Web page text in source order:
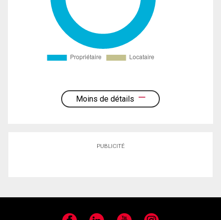
Moins de détails
PUBLICITÉ